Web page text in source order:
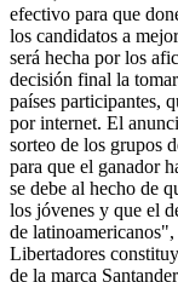
efectivo para que
los candidatos a
será hecha por los
decisión final la
países participantes,
por internet. El
sorteo de los grupos
para que el ganador
se debe al hecho de
los jóvenes y que el
de
Libertadores
de la marca